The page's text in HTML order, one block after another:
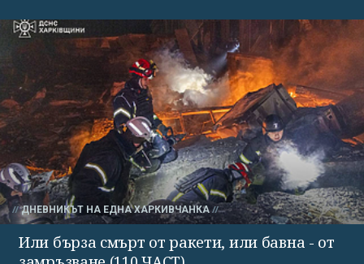
ДНЕВНИКЪТ НА ЕДНА ХАРКИВЧАНКА
Или бърза смърт от ракети, или бавна - от